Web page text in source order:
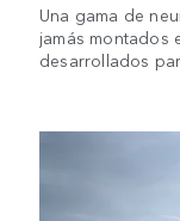
Una gama de
jamás montados
desarrollados